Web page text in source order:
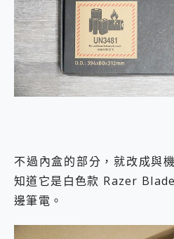
不過內盒的部分，就改成與
知道它是白色款 Razer
邊筆電。